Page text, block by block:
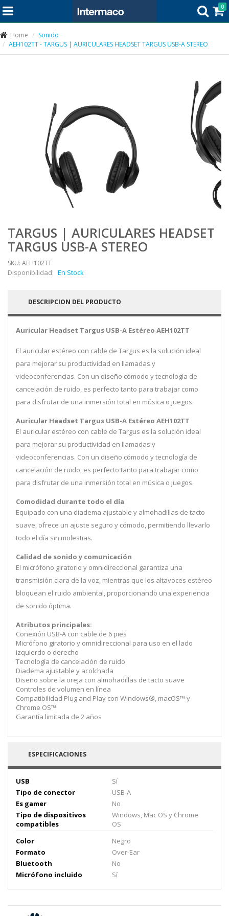
0
Home
Sonido
AEH102TT - TARGUS | AURICULARES HEADSET TARGUS USB-A STEREO
TARGUS | AURICULARES HEADSET
TARGUS USB-A STEREO
SKU: AEH102TT
Disponibilidad: En Stock
DESCRIPCION DEL PRODUCTO
Auricular Headset Targus USB-A Estéreo AEH102TT
El auricular estéreo con cable de Targus es la solución ideal
para mejorar su productividad en llamadas y
videoconferencias. Con un diseño cómodo y tecnología de
cancelación de ruido, es perfecto tanto para trabajar como
para disfrutar de una inmersión total en música o juegos.
Auricular Headset Targus USB-A Estéreo AEH102TT
El auricular estéreo con cable de Targus es la solución ideal
para mejorar su productividad en llamadas y
videoconferencias. Con un diseño cómodo y tecnología de
cancelación de ruido, es perfecto tanto para trabajar como
para disfrutar de una inmersión total en música o juegos.
Comodidad durante todo el día
Equipado con una diadema ajustable y almohadillas de tacto
suave, ofrece un ajuste seguro y cómodo, permitiendo llevarlo
todo el día sin molestias.
Calidad de sonido y comunicación
El micrófono giratorio y omnidireccional garantiza una
transmisión clara de la voz, mientras que los altavoces estéreo
bloquean el ruido ambiental, proporcionando una experiencia
de sonido óptima.
Atributos principales:
Conexión USB-A con cable de 6 pies
Micrófono giratorio y omnidireccional para uso en el lado
izquierdo o derecho
Tecnología de cancelación de ruido
Diadema ajustable y acolchada
Diseño sobre la oreja con almohadillas de tacto suave
Controles de volumen en línea
Compatibilidad Plug and Play con Windows®, macOS™ y
Chrome OS™
Garantía limitada de 2 años
ESPECIFICACIONES
USB
Sí
Tipo de conector
USB-A
Es gamer
No
Tipo de dispositivos
compatibles
Windows, Mac OS y Chrome
OS
Color
Negro
Formato
Over-Ear
Bluetooth
No
Micrófono incluido
Sí